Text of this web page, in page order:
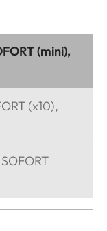
(mini),
(x10),